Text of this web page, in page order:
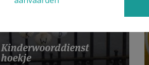
Kinderwoorddienst
hoekje